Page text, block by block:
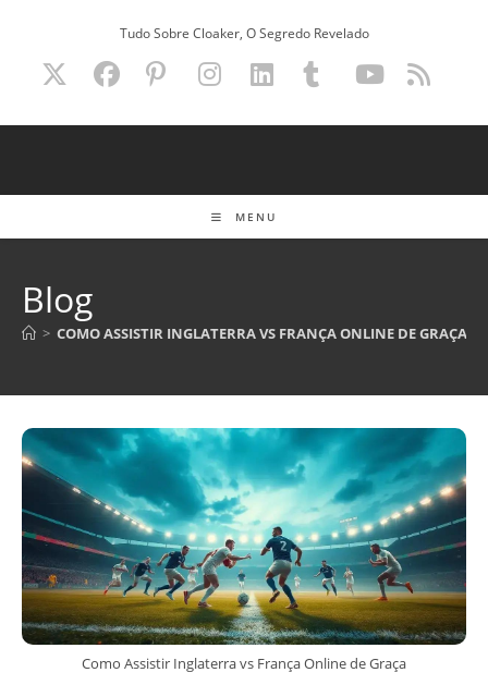
Tudo Sobre Cloaker, O Segredo Revelado
MENU
Blog
> COMO ASSISTIR INGLATERRA VS FRANÇA ONLINE DE GRAÇA
Como Assistir Inglaterra vs França Online de Graça